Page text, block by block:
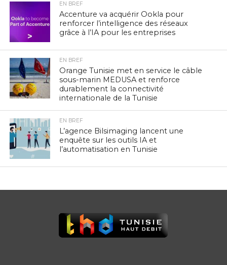
EN BREF
Accenture va acquérir Ookla pour
renforcer l’intelligence des réseaux
grâce à l’IA pour les entreprises
EN BREF
Orange Tunisie met en service le câble
sous-marin MEDUSA et renforce
durablement la connectivité
internationale de la Tunisie
EN BREF
L’agence Bilsimaging lancent une
enquête sur les outils IA et
l’automatisation en Tunisie